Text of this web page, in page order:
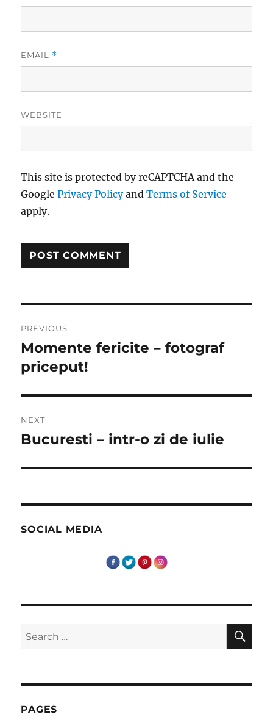
EMAIL *
WEBSITE
This site is protected by reCAPTCHA and the
GooglePrivacy PolicyandTerms of Service
apply.
navigation
PREVIOUS
Previous
post:
Momente fericite – fotograf
priceput!
NEXT
Next
Bucuresti – intr-o zi de iulie
SOCIAL MEDIA
Search
for:
PAGES